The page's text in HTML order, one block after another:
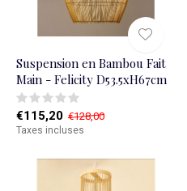
Suspension en Bambou Fait
Main - Felicity D53.5xH67cm
€115,20 €128,00
Taxes incluses